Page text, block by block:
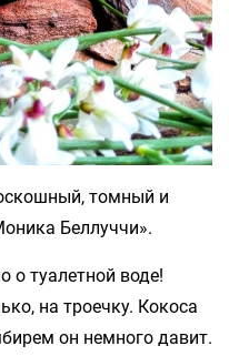
томный и
Беллуччи».
туалетной воде!
на троечку. Кокоса
он немного давит.